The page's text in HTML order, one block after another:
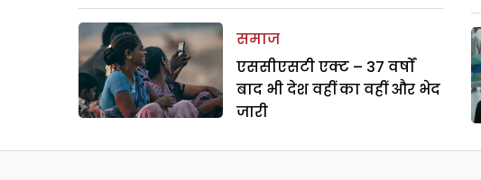
समाज
एससीएसटी एक्ट – 37 वर्षों
बाद भी देश वहीं का वहीं और भेद
जारी